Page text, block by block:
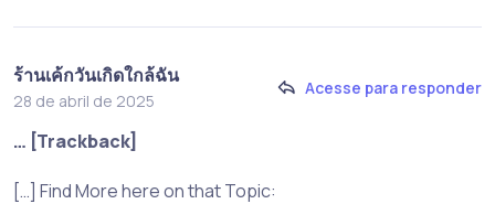
ร้านเค้กวันเกิดใกล้ฉัน
28 de abril de 2025
Acesse para responder
… [Trackback]
[…] Find More here on that Topic: